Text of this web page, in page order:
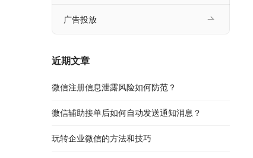
广告投放
近期文章
微信注册信息泄露风险如何防范？
微信辅助接单后如何自动发送通知消息？
玩转企业微信的方法和技巧